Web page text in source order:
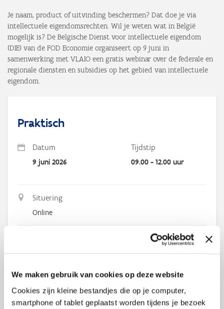
We maken gebruik van cookies op deze website
Cookies zijn kleine bestandjes die op je computer,
smartphone of tablet geplaatst worden tijdens je bezoek
Je naam, product of uitvinding beschermen? Dat doe je via
intellectuele eigendomsrechten. Wil je weten wat in België
mogelijk is? De Belgische Dienst voor intellectuele eigendom
(DIE) van de FOD Economie organiseert op 9 juni in
samenwerking met VLAIO een gratis webinar over de federale en
regionale diensten en subsidies op het gebied van intellectuele
eigendom.
Praktisch
Datum Tijdstip
9 juni 2026 09.00 - 12.00 uur
Situering
Online
vermarkten...? Bescherm jouw creaties en behoudt de voorsprong
op jouw concurrenten. In dit webinar licht het DIE de verschillende
diensten en subsidies rond intellectuele eigendom toe waar
bedrijven en burgers beroep op kunnen doen.